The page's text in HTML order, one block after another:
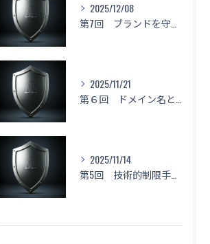
2025/12/08
2025/11/21
2025/11/14